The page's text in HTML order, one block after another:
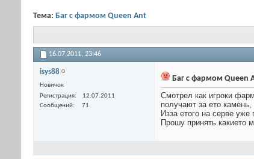
Тема: Баг с фармом Queen Ant
16.07.2011, 23:46
isys88
Новичок
Регистрация
12.07.2011
Сообщений
71
Баг с фармом Queen
Смотрел как игроки
получают за ето
Изза етого на серве
Прошу принять какието